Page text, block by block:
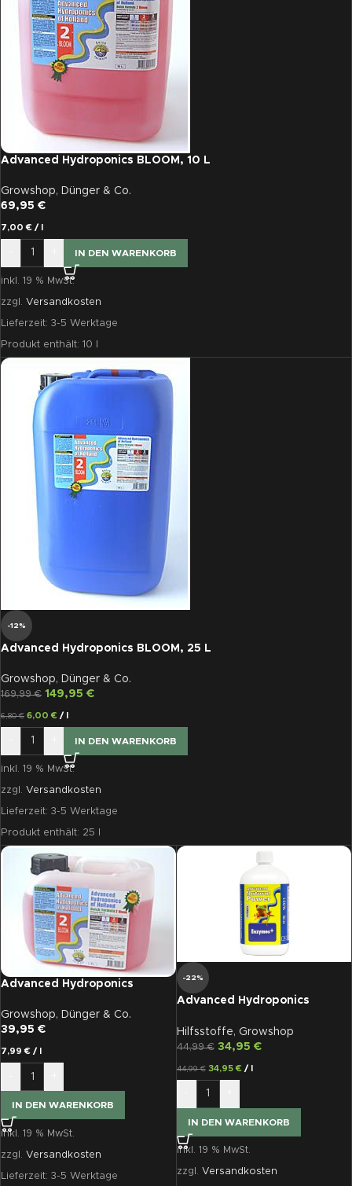
Advanced Hydroponics BLOOM, 10 L
Growshop, Dünger & Co.
69,95 €
7,00€ /
IN DEN WARENKORB
inkl. 19 % MwSt.
zzgl. Versandkosten
Lieferzeit: 3-5 Werktage
Produkt enthält: 10
-12%
Advanced Hydroponics BLOOM, 25 L
Growshop, Dünger & Co.
169,99€ 149,95 €
6,80€ 6,00€ /
IN DEN WARENKORB
inkl. 19 % MwSt.
zzgl. Versandkosten
Lieferzeit: 3-5 Werktage
Produkt enthält: 25
Advanced Hydroponics
Growshop, Dünger & Co.
39,95 €
7,99€ /
IN DEN WARENKORB
inkl. 19 % MwSt.
zzgl. Versandkosten
Lieferzeit: 3-5 Werktage
-22%
Advanced Hydroponics
Hilfsstoffe, Growshop
44,99€ 34,95 €
44,99€ 34,95€/
IN DEN WARENKORB
inkl. 19 % MwSt.
zzgl. Versandkosten